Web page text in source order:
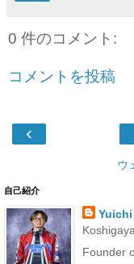
0 件のコメント:
コメントを投稿
‹
ウ
自己紹介
Founder